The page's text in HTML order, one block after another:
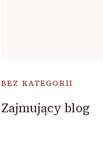
BEZ KATEGORII
Zajmujący blog